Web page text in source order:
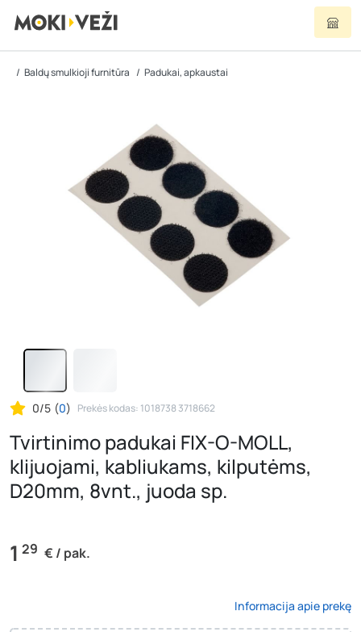
Baldų smulkioji furnitūra Padukai, apkaustai
0/5 (0) Prekės kodas: 1018738 3718662
Tvirtinimo padukai FIX-O-MOLL,
klijuojami, kabliukams, kilputėms,
D20mm, 8vnt., juoda sp.
1 29 € / pak.
Informacija apie prekę